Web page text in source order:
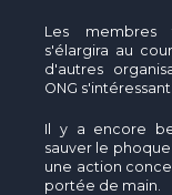
Les membres
s'élargira au
d'autres
ONG
Il y a encore
sauver le
une action
portée de main.